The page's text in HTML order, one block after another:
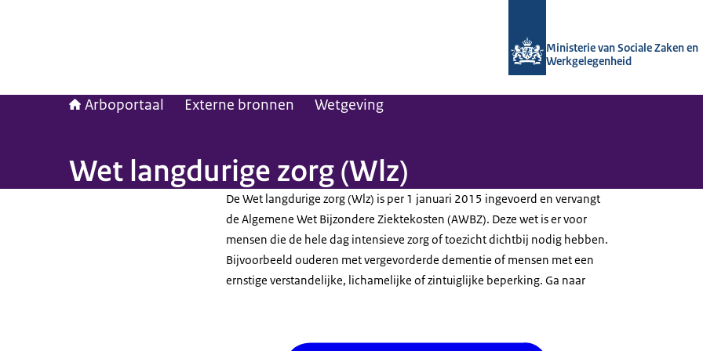
Ministerie van Sociale Zaken en
Werkgelegenheid
Arboportaal Externe bronnen Wetgeving
Wet langdurige zorg (Wlz)
De Wet langdurige zorg (Wlz) is per 1 januari 2015 ingevoerd en vervangt
de Algemene Wet Bijzondere Ziektekosten (AWBZ). Deze wet is er voor
mensen die de hele dag intensieve zorg of toezicht dichtbij nodig hebben.
Bijvoorbeeld ouderen met vergevorderde dementie of mensen met een
ernstige verstandelijke, lichamelijke of zintuiglijke beperking. Ga naar